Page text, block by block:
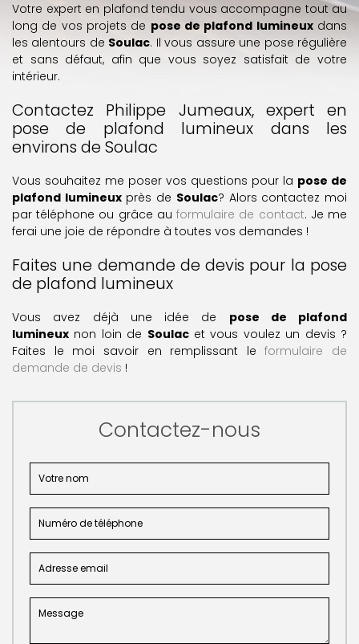
Votre expert en plafond tendu vous accompagne tout au
long de vos projets de pose de plafond lumineuxdans
les alentours de Soulac. Il vous assure une pose régulière
et sans défaut, afin que vous soyez satisfait de votre
intérieur.
Contactez Philippe Jumeaux, expert en
pose de plafond lumineux dans les
environs de Soulac
Vous souhaitez me poser vos questions pour la pose de
plafond lumineuxprès de Soulac? Alors contactez moi
par téléphone ou grâce auformulaire de contact. Je me
ferai une joie de répondre à toutes vos demandes !
Faites une demande de devis pour la pose
de plafond lumineux
Vous avez déjà une idée de pose de plafond
lumineux non loin de Soulacet vous voulez un devis ?
Faites le moi savoir en remplissant leformulaire de
demande de devis !
Contactez-nous